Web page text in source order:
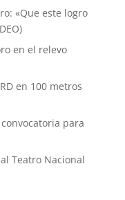
«Que este logro
en el relevo
en 100 metros
para
Teatro Nacional